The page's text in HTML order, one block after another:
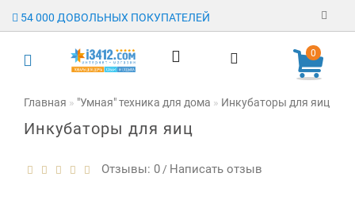
54 000 ДОВОЛЬНЫХ ПОКУПАТЕЛЕЙ
Регистрация
0
Главная "Умная" техника для дома Инкубаторы для яиц
Инкубаторы для яиц
Отзывы: 0 / Написать отзыв